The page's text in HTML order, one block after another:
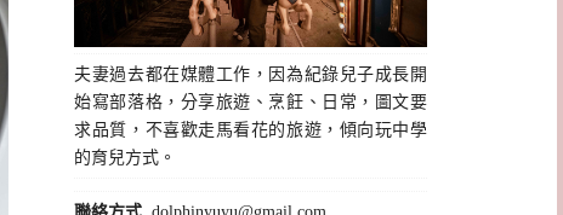
夫妻過去都在媒體工作，因為紀錄兒子成長開
始寫部落格，分享旅遊、烹飪、日常，圖文要
求品質，不喜歡走馬看花的旅遊，傾向玩中學
的育兒方式。